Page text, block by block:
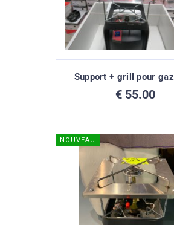
Support + grill pour
€ 55.00
NOUVEAU